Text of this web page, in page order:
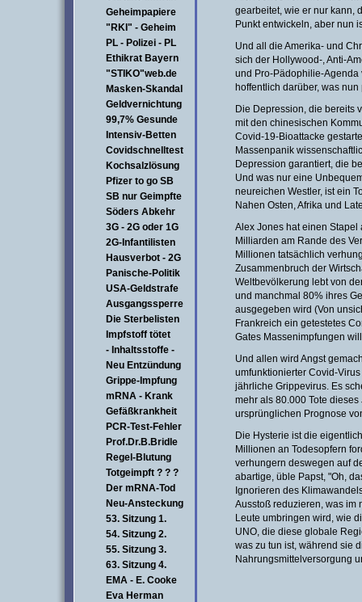
Geheimpapiere
"RKI" - Geheim
PL - Polizei - PL
Ethikrat Bayern
"STIKO"web.de
Masken-Skandal
Geldvernichtung
99,7% Gesunde
Intensiv-Betten
Covidschnelltest
Kochsalzlösung
Pfizer to go SB
SB nur Geimpfte
Söders Abkehr
3G - 2G oder 1G
2G-Infantilisten
Hausverbot - 2G
Panische-Politik
USA-Geldstrafe
Ausgangssperre
Die Sterbelisten
Impfstoff tötet
- Inhaltsstoffe -
Neu Entzündung
Grippe-Impfung
mRNA - Krank
Gefäßkrankheit
PCR-Test-Fehler
Prof.Dr.B.Bridle
Regel-Blutung
Totgeimpft ? ? ?
Der mRNA-Tod
Neu-Ansteckung
53. Sitzung 1.
54. Sitzung 2.
55. Sitzung 3.
63. Sitzung 4.
EMA - E. Cooke
Eva Herman
gearbeitet, wie er nur kann,
Punkt entwickeln, aber nun
Und all die Amerika- und
sich der Hollywood-, Anti-
und Pro-Pädophilie-
hoffentlich darüber, was
Die Depression, die bereits
mit den chinesischen
Covid-19-Bioattacke
Massenpanik
Depression garantiert, die
Und was nur eine
neureichen Westler, ist ein
Nahen Osten, Afrika und
Alex Jones hat einen
Milliarden am Rande des
Millionen tatsächlich
Zusammenbruch der
Weltbevölkerung lebt von
und manchmal 80% ihres
ausgegeben wird (Von
Frankreich ein getestetes
Gates Massenimpfungen
Und allen wird Angst
umfunktionierter Covid-
jährliche Grippevirus. Es
mehr als 80.000 Tote
ursprünglichen Prognose
Die Hysterie ist die
Millionen an Todesopfern
verhungern deswegen auf
abartige, üble Papst, "Oh,
Ignorieren des
Ausstoß reduzieren, was im
Leute umbringen wird, wie
UNO, die diese globale
was zu tun ist, während sie
Nahrungsmittelversorgung